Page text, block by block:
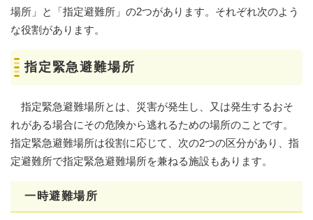
場所」と「指定避難所」の2つがあります。それぞれ次のよう
な役割があります。
指定緊急避難場所
指定緊急避難場所とは、災害が発生し、又は発生するおそ
れがある場合にその危険から逃れるための場所のことです。
指定緊急避難場所は役割に応じて、次の2つの区分があり、指
定避難所で指定緊急避難場所を兼ねる施設もあります。
一時避難場所